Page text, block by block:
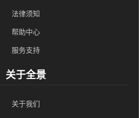
法律须知
帮助中心
服务支持
关于全景
关于我们